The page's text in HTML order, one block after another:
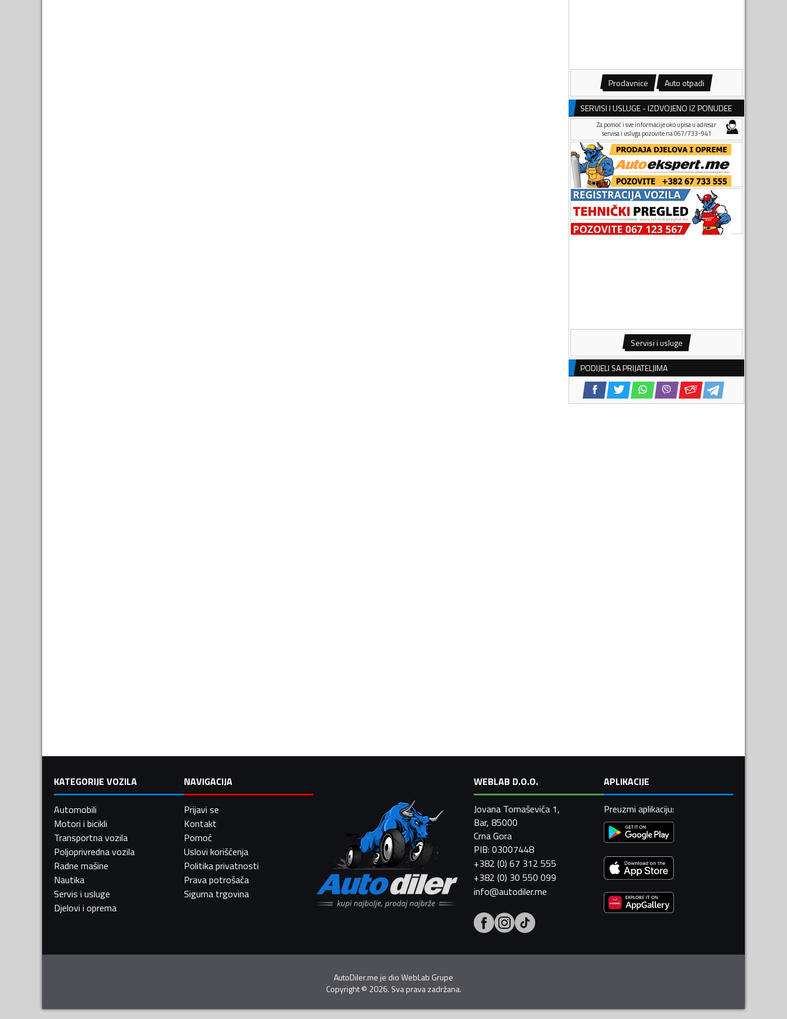
Prodavnice Auto otpadi
SERVISI I USLUGE - IZDVOJENO IZ PONUDEE
Za pomoć i sve informacije oko upisa u adresar
servisa i usluga pozovite na 067/733-941
Servisi i usluge
PODIJELI SA PRIJATELJIMA
KATEGORIJE VOZILA
Automobili
Motori i bicikli
Transportna vozila
Poljoprivredna vozila
Radne mašine
Nautika
Servis i usluge
Djelovi i oprema
NAVIGACIJA
Prijavi se
Kontakt
Pomoć
Uslovi korišćenja
Politika privatnosti
Prava potrošača
Sigurna trgovina
WEBLAB D.O.O.
Jovana Tomaševića 1,
Bar, 85000
Crna Gora
PIB: 03007448
+382 (0) 67 312 555
+382 (0) 30 550 099
info@autodiler.me
APLIKACIJE
Preuzmi aplikaciju:
AutoDiler.me je dioWebLab Grupe
Copyright© 2026. Sva prava zadržana.